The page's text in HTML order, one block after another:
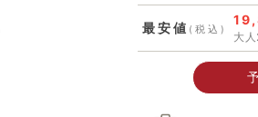
最安値 (税込)
大